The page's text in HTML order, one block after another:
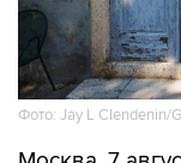
Фото: Jay L Clendenin/